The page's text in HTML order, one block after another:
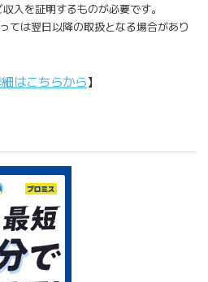
入を証明するものが必要です。
ては翌日以降の取扱となる場合があり
はこちらから】